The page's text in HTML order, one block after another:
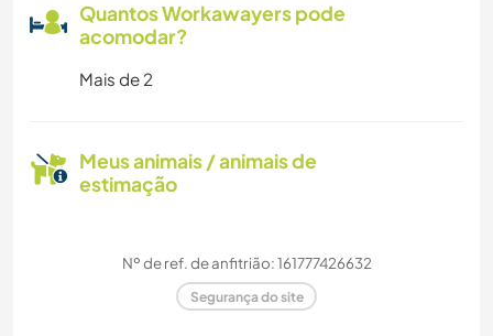
Quantos Workawayers pode
acomodar?
Mais de 2
Meus animais / animais de
estimação
Nº de ref. de anfitrião: 161777426632
Segurança do site